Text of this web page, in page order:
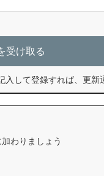
受け取る
入して登録すれば、更新
わりましょう